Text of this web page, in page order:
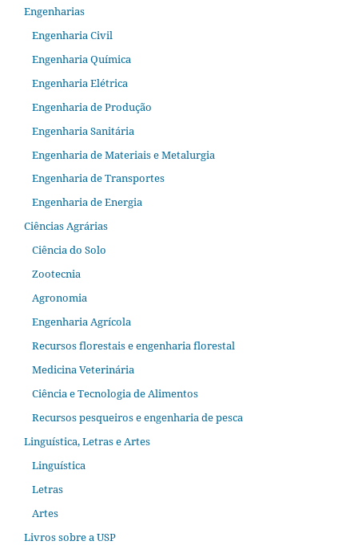
Engenharias
Engenharia Civil
Engenharia Química
Engenharia Elétrica
Engenharia de Produção
Engenharia Sanitária
Engenharia de Materiais e Metalurgia
Engenharia de Transportes
Engenharia de Energia
Ciências Agrárias
Ciência do Solo
Zootecnia
Agronomia
Engenharia Agrícola
Recursos florestais e engenharia florestal
Medicina Veterinária
Ciência e Tecnologia de Alimentos
Recursos pesqueiros e engenharia de pesca
Linguística, Letras e Artes
Linguística
Letras
Artes
Livros sobre a USP